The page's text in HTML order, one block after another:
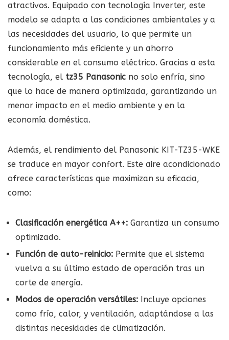
atractivos. Equipado con tecnología Inverter, este
modelo se adapta a las condiciones ambientales y a
las necesidades del usuario, lo que permite un
funcionamiento más eficiente y un ahorro
considerable en el consumo eléctrico. Gracias a esta
tecnología, el tz35 Panasonic no solo enfría, sino
que lo hace de manera optimizada, garantizando un
menor impacto en el medio ambiente y en la
economía doméstica.
Además, el rendimiento del Panasonic KIT-TZ35-WKE
se traduce en mayor confort. Este aire acondicionado
ofrece características que maximizan su eficacia,
como:
Clasificación energética A++: Garantiza un consumo
optimizado.
Función de auto-reinicio: Permite que el sistema
vuelva a su último estado de operación tras un
corte de energía.
Modos de operación versátiles: Incluye opciones
como frío, calor, y ventilación, adaptándose a las
distintas necesidades de climatización.